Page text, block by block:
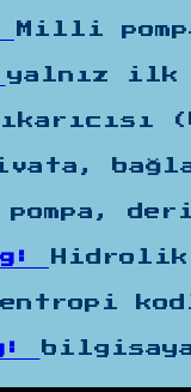
Milli
yalnız ilk
pompa,
entropi